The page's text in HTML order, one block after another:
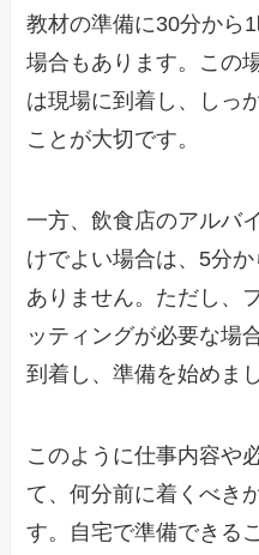
教材の準備に30分から
場合もあります。この
は現場に到着し、しっ
ことが大切です。
一方、飲食店のアルバ
けでよい場合は、5分
ありません。ただし、
ッティングが必要な場
到着し、準備を始めま
このように仕事内容や
て、何分前に着くべき
す。自宅で準備できる